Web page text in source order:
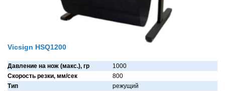
Vicsign HSQ1200
Давление на нож (макс.), гр
1000
Скорость резки, мм/сек
800
Тип
режущий